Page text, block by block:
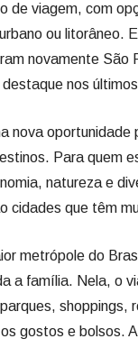
de viagem, com
ou litorâneo.
novamente São
nos
nova oportunidade
Para quem
natureza e
cidades que têm
metrópole do
a família. Nela, o
shoppings,
gostos e bolsos.